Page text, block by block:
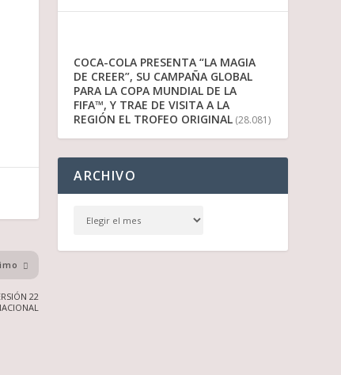
22
COCA-COLA PRESENTA “LA MAGIA
DE CREER”, SU CAMPAÑA GLOBAL
PARA LA COPA MUNDIAL DE LA
FIFA™, Y TRAE DE VISITA A LA
REGIÓN EL TROFEO ORIGINAL (28.081)
ARCHIVO